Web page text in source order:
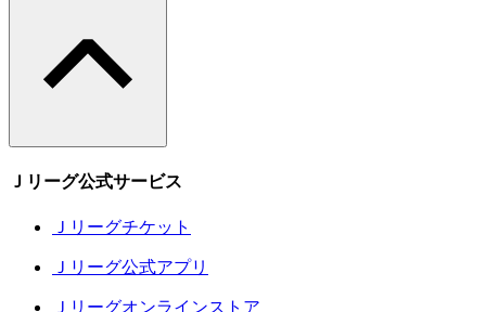
Ｊリーグ公式サービス
Ｊリーグチケット
Ｊリーグ公式アプリ
Ｊリーグオンラインストア